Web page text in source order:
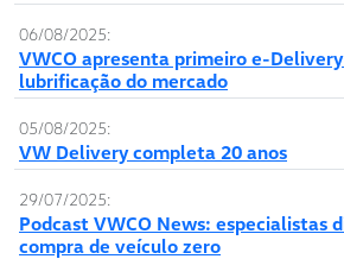
06/08/2025:
VWCO apresenta primeiro e-
lubrificação do mercado
05/08/2025:
VW Delivery completa 20 anos
29/07/2025:
Podcast VWCO News: especialistas
compra de veículo zero